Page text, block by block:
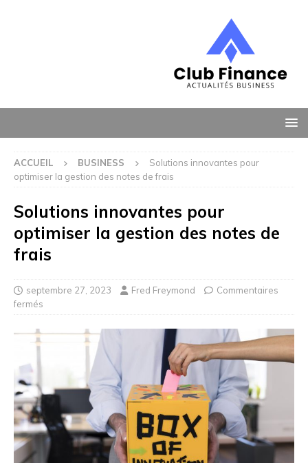
ACCUEIL BUSINESS
Solutions innovantes pour
optimiser la gestion des notes de frais
Solutions innovantes pour
optimiser la gestion des notes de
frais
septembre 27, 2023 Fred Freymond
Commentaires
fermés